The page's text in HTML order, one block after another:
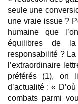
seule une
une vraie issue ?
humaine que
équilibres de la
responsabilité ?
l’extraordinaire
préférés (1), on
d’actualité : «
combats parmi